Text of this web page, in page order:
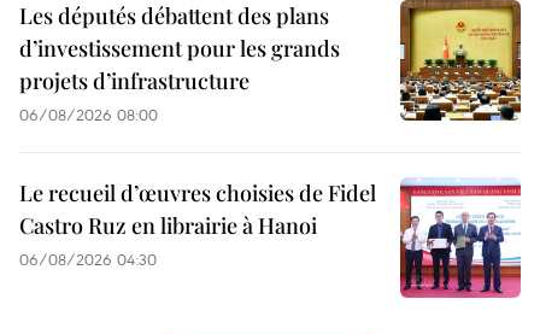
Les députés débattent des plans
d’investissement pour les grands
projets d’infrastructure
06/08/2026 08:00
Le recueil d’œuvres choisies de Fidel
Castro Ruz en librairie à Hanoi
06/08/2026 04:30